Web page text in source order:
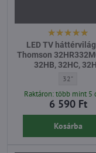
LED TV
Thomson
32HB, 32HC,
LED TV
32"
Raktáron: több mint 5
6 590 Ft
Kosárba